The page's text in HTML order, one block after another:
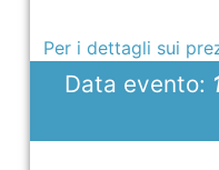
Per i dettagli sui
Data evento: